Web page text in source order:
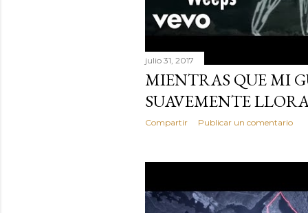
julio 31, 2017
MIENTRAS QUE MI
SUAVEMENTE
Compartir Publicar un comentario